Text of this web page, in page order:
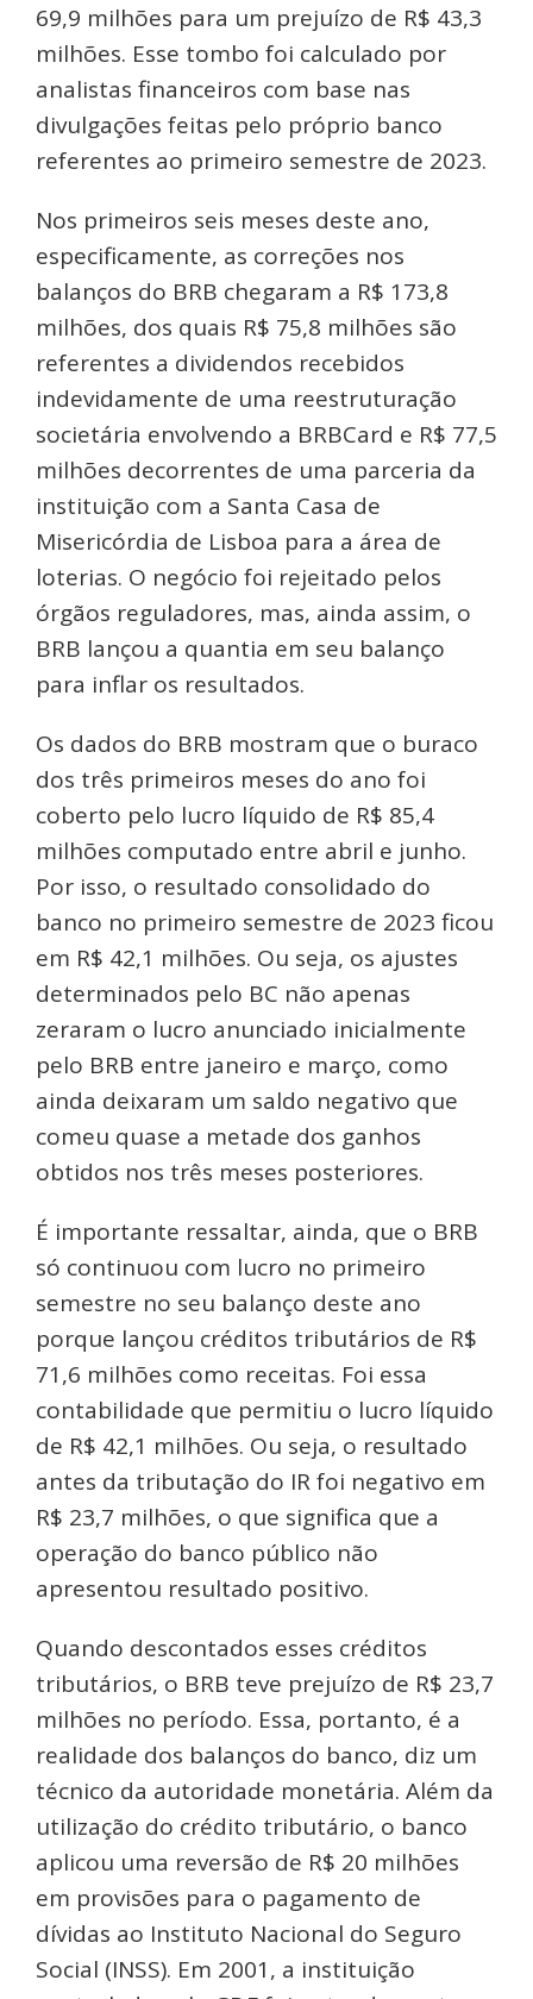
69,9 milhões para um prejuízo de R$ 43,3
milhões. Esse tombo foi calculado por
analistas financeiros com base nas
divulgações feitas pelo próprio banco
referentes ao primeiro semestre de 2023.
Nos primeiros seis meses deste ano,
especificamente, as correções nos
balanços do BRB chegaram a R$ 173,8
milhões, dos quais R$ 75,8 milhões são
referentes a dividendos recebidos
indevidamente de uma reestruturação
societária envolvendo a BRBCard e R$ 77,5
milhões decorrentes de uma parceria da
instituição com a Santa Casa de
Misericórdia de Lisboa para a área de
loterias. O negócio foi rejeitado pelos
órgãos reguladores, mas, ainda assim, o
BRB lançou a quantia em seu balanço
para inflar os resultados.
Os dados do BRB mostram que o buraco
dos três primeiros meses do ano foi
coberto pelo lucro líquido de R$ 85,4
milhões computado entre abril e junho.
Por isso, o resultado consolidado do
banco no primeiro semestre de 2023 ficou
em R$ 42,1 milhões. Ou seja, os ajustes
determinados pelo BC não apenas
zeraram o lucro anunciado inicialmente
pelo BRB entre janeiro e março, como
ainda deixaram um saldo negativo que
comeu quase a metade dos ganhos
obtidos nos três meses posteriores.
É importante ressaltar, ainda, que o BRB
só continuou com lucro no primeiro
semestre no seu balanço deste ano
porque lançou créditos tributários de R$
71,6 milhões como receitas. Foi essa
contabilidade que permitiu o lucro líquido
de R$ 42,1 milhões. Ou seja, o resultado
antes da tributação do IR foi negativo em
R$ 23,7 milhões, o que significa que a
operação do banco público não
apresentou resultado positivo.
Quando descontados esses créditos
tributários, o BRB teve prejuízo de R$ 23,7
milhões no período. Essa, portanto, é a
realidade dos balanços do banco, diz um
técnico da autoridade monetária. Além da
utilização do crédito tributário, o banco
aplicou uma reversão de R$ 20 milhões
em provisões para o pagamento de
dívidas ao Instituto Nacional do Seguro
Social (INSS). Em 2001, a instituição